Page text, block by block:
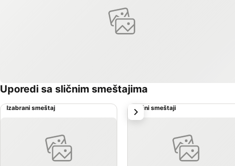
Uporedi sa sličnim smeštajima
Izabrani smeštaj Slični smeštaji
sledeće